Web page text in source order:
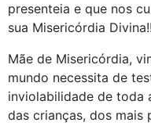
presenteia e que nos
sua Misericórdia Divina!!
Mãe de Misericórdia,
mundo necessita de
inviolabilidade de toda
das crianças, dos mais